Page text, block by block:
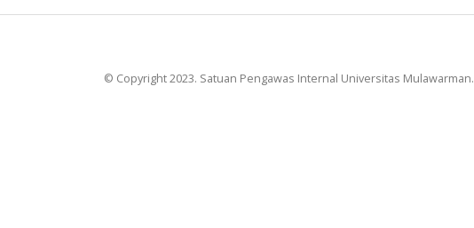
© Copyright 2023. Satuan Pengawas Internal Universitas Mulawarman.